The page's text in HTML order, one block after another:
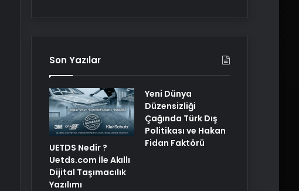
Son Yazılar
UETDS Nedir ?
Uetds.com İle Akıllı
Dijital Taşımacılık
Yazılımı
Yeni Dünya
Düzensizliği
Çağında Türk Dış
Politikası ve Hakan
Fidan Faktörü